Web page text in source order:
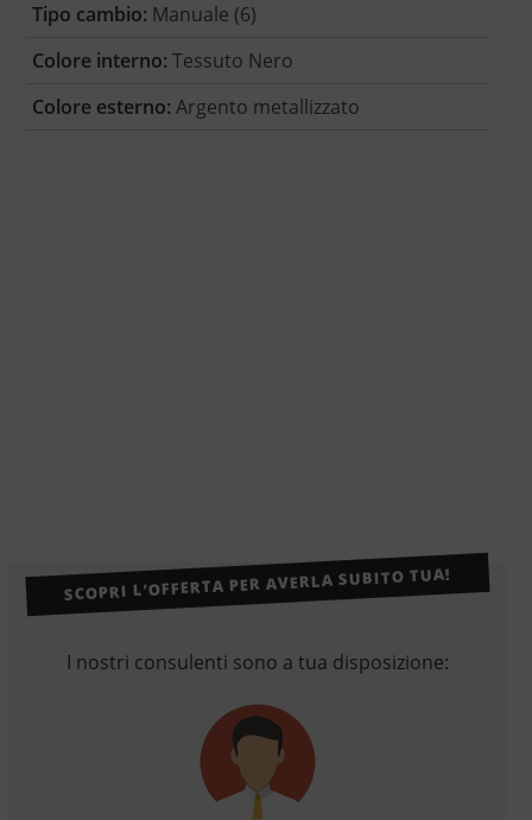
Tipo cambio: Manuale (6)
Colore interno: Tessuto Nero
Colore esterno: Argento metallizzato
SCOPRI L’OFFERTA PER AVERLA SUBITO TUA!
I nostri consulenti sono a tua disposizione: